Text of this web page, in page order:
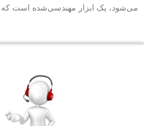
می‌شود، یک ابزار مهندسی‌شده است که